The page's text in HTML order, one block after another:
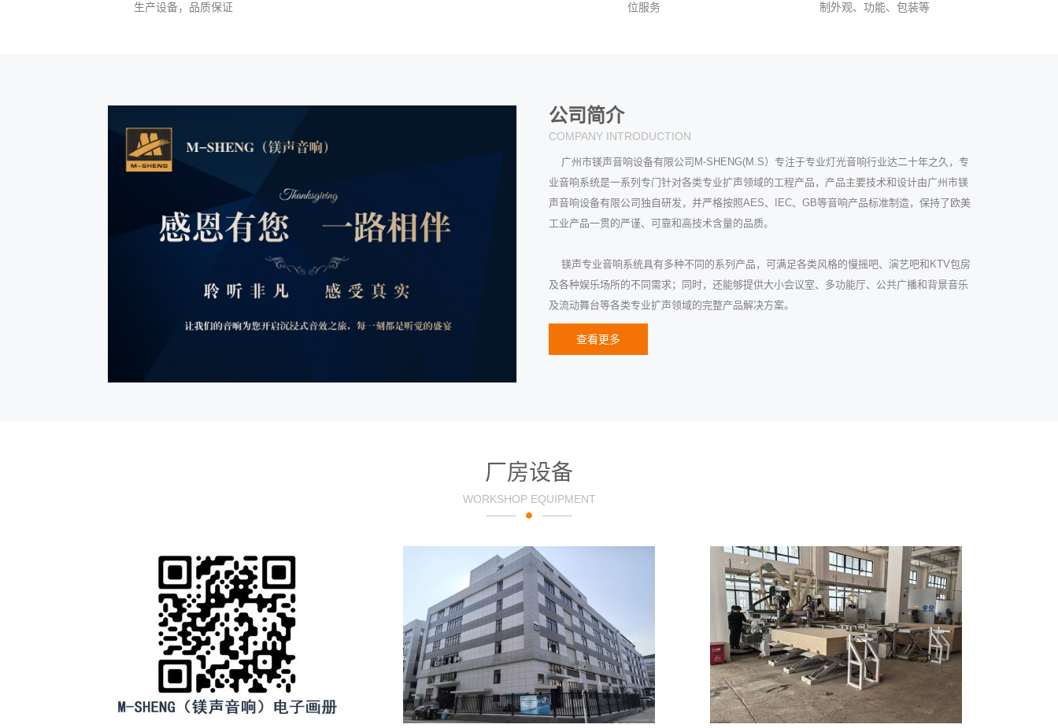
生产设备，品质保证
位服务
制外观、功能、包装等
公司简介
COMPANY INTRODUCTION
广州市镁声音响设备有限公司M-SHENG(M.S）专注于专业灯光音响行业达二十年之久，专
业音响系统是一系列专门针对各类专业扩声领域的工程产品，产品主要技术和设计由广州市镁
声音响设备有限公司独自研发，并严格按照AES、IEC、GB等音响产品标准制造，保持了欧美
工业产品一贯的严谨、可靠和高技术含量的品质。
镁声专业音响系统具有多种不同的系列产品，可满足各类风格的慢摇吧、演艺吧和KTV包房
及各种娱乐场所的不同需求；同时，还能够提供大小会议室、多功能厅、公共广播和背景音乐
及流动舞台等各类专业扩声领域的完整产品解决方案。
查看更多
厂房设备
WORKSHOP EQUIPMENT